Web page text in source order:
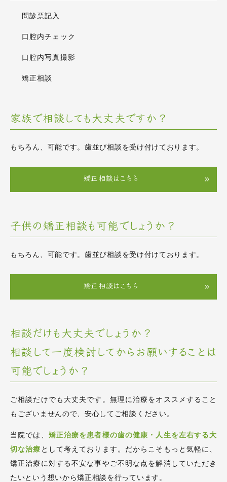
問診票記入
口腔内チェック
口腔内写真撮影
矯正相談
家族で相談しても大丈夫ですか？
もちろん、可能です。 歯並び相談を受け付けております。
矯正相談はこちら
子供の矯正相談も可能でしょうか？
もちろん、可能です。 歯並び相談を受け付けております。
矯正相談はこちら
相談だけも大丈夫でしょうか？
相談して一度検討してからお願いすることは
可能でしょうか？
ご相談だけでも大丈夫です。無理に治療をオススメすること
もございませんので、安心してご相談ください。
当院では、 矯正治療を患者様の歯の健康・人生を左右する大
切な治療 として考えております。だからこそもっと気軽に、
矯正治療に対する不安な事やご不明な点を解消していただき
たいという想いから矯正相談を行っています。